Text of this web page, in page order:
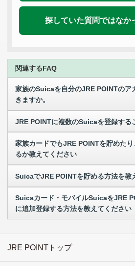
探していた質問ではなか
関連するFAQ
家族のSuicaを自分のJRE POINTのア
きますか。
JRE POINTに複数のSuicaを登録する
家族カードでもJRE POINTを貯めた
るか教えてください
SuicaでJRE POINTを貯める方法を教
Suicaカード・モバイルSuicaをJRE
に追加登録する方法を教えてください
JRE POINTトップ